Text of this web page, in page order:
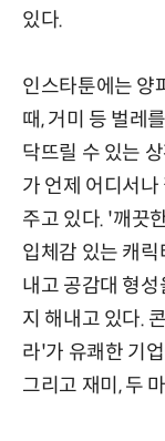
있다.
인스타툰에는 양
때, 거미 등 벌레
닥뜨릴 수 있는
가 언제 어디서
주고 있다. '깨끗
입체감 있는 캐
내고 공감대 형
지 해내고 있다.
라'가 유쾌한 기
그리고 재미, 두